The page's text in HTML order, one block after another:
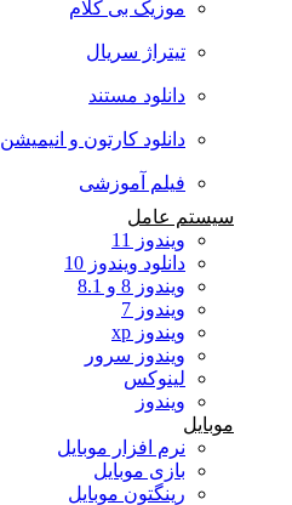
موزیک بی کلام
تیتراژ سریال
دانلود مستند
دانلود کارتون و انیمیشن
فیلم آموزشی
سیستم عامل
ویندوز 11
دانلود ویندوز 10
ویندوز 8 و 8.1
ویندوز 7
ویندوز xp
ویندوز سرور
لینوکس
ویندوز
موبایل
نرم افزار موبایل
بازی موبایل
رینگتون موبایل